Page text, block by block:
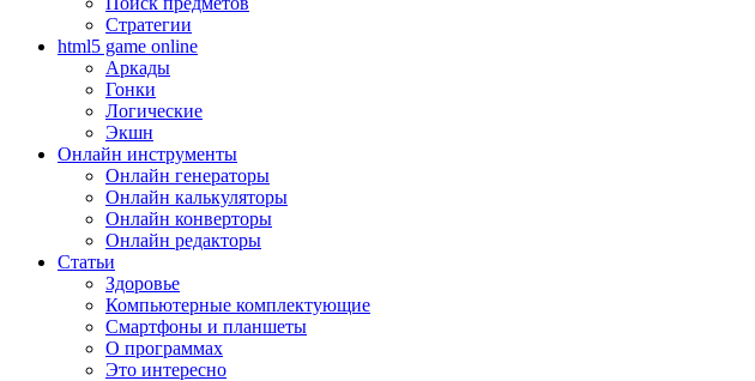
Стратегии
html5 game online
Аркады
Гонки
Логические
Экшн
Онлайн инструменты
Онлайн генераторы
Онлайн калькуляторы
Онлайн конверторы
Онлайн редакторы
Статьи
Здоровье
Компьютерные комплектующие
Смартфоны и планшеты
О программах
Это интересно